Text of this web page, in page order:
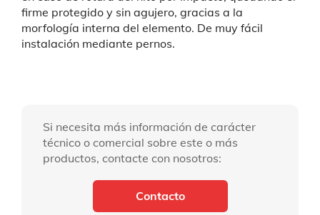
firme protegido y sin agujero, gracias a la
morfología interna del elemento. De muy fácil
instalación mediante pernos.
Si necesita más información de carácter
técnico o comercial sobre este o más
productos, contacte con nosotros:
Contacto